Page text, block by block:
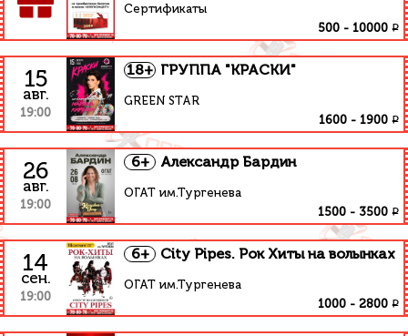
Сертификаты
500 - 10000 ₽
15
авг.
19:00
18+ ГРУППА "КРАСКИ"
GREEN STAR
1600 - 1900 ₽
26
авг.
19:00
6+ Александр Бардин
ОГАТ им.Тургенева
1500 - 3500 ₽
14
сен.
19:00
6+ City Pipes. Рок Хиты на волынках
ОГАТ им.Тургенева
1000 - 2800 ₽